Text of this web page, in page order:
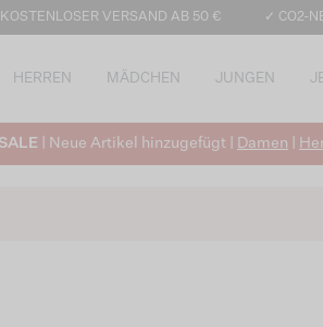
VERSAND AB 50 € ✓ CO2-
HERREN MÄDCHEN JUNGEN
| Neue Artikel hinzugefügt | Damen